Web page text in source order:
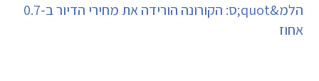
הלמ&quot;ס: הקורונה הורידה את מחירי הדיור ב-0.7
אחוז